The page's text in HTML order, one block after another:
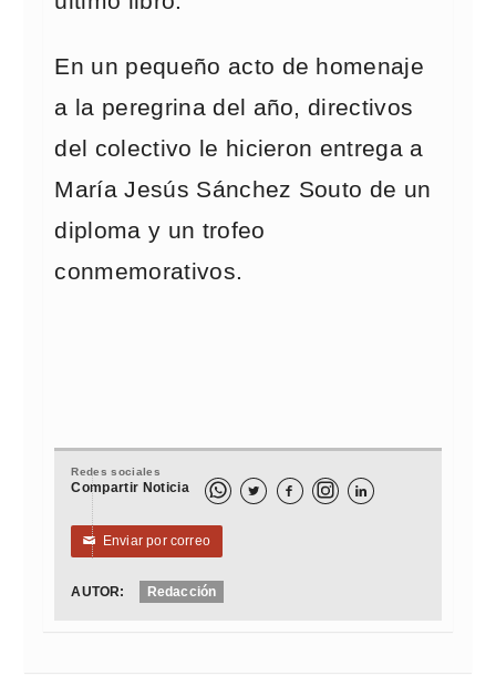
En un pequeño acto de homenaje
a la peregrina del año, directivos
del colectivo le hicieron entrega a
María Jesús Sánchez Souto de un
diploma y un trofeo
conmemorativos.
Redes sociales
Compartir Noticia   
✉ Enviar por correo
AUTOR: Redacción